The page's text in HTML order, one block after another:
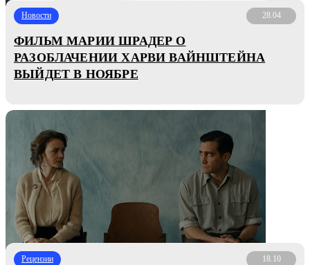
Новости 28.04
ФИЛЬМ МАРИИ ШРАДЕР О
РАЗОБЛАЧЕНИИ ХАРВИ ВАЙНШТЕЙНА
ВЫЙДЕТ В НОЯБРЕ
Рецензии 18.10